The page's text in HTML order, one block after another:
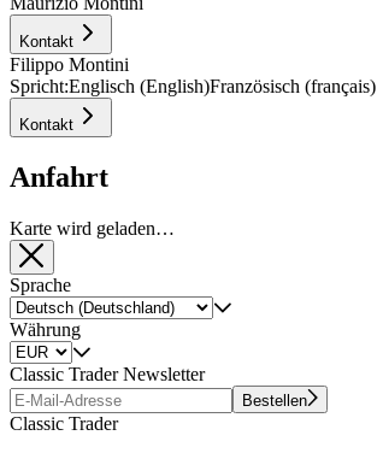
Kontakt
Filippo Montini
Spricht:Englisch (English)Französisch (français)
Kontakt
Anfahrt
Karte wird geladen…
Sprache
Währung
Classic Trader Newsletter
Bestellen
Classic Trader